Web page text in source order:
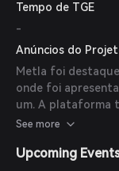
Tempo de TGE
-
Anúncios do
Metla foi
onde foi
um. A plataforma
destacando suas
See more
Upcoming